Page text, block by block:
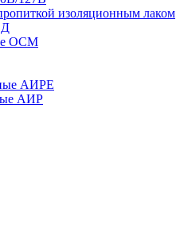
изоляционным лаком
ОСМ
АИРЕ
АИР